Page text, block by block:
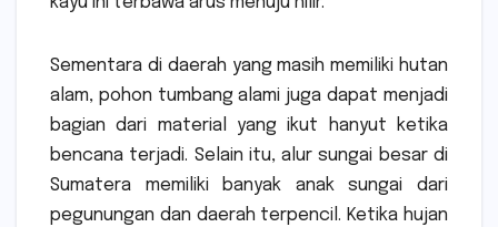
Sementara di daerah yang masih memiliki hutan
alam, pohon tumbang alami juga dapat menjadi
bagian dari material yang ikut hanyut ketika
bencana terjadi. Selain itu, alur sungai besar di
Sumatera memiliki banyak anak sungai dari
pegunungan dan daerah terpencil. Ketika hujan